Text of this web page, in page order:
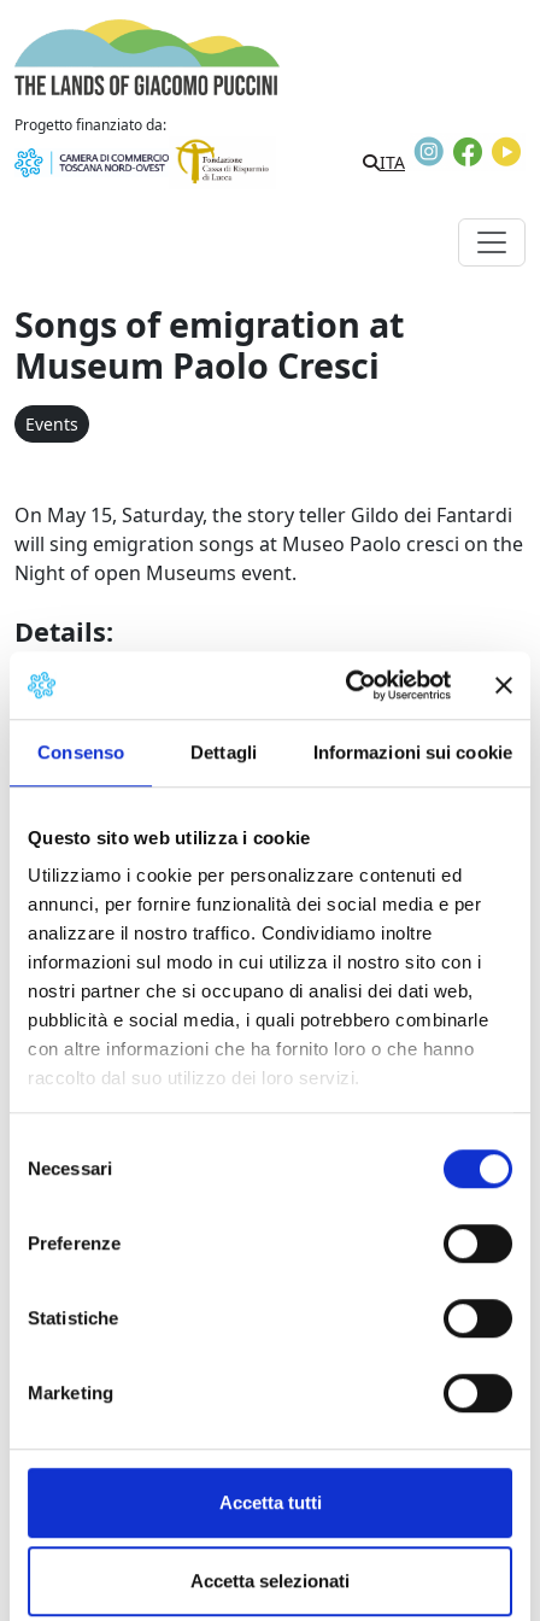
Consenso Dettagli Informazioni sui cookie
Questo sito web utilizza i cookie
Utilizziamo i cookie per personalizzare contenuti ed
annunci, per fornire funzionalità dei social media e per
analizzare il nostro traffico. Condividiamo inoltre
informazioni sul modo in cui utilizza il nostro sito con i
nostri partner che si occupano di analisi dei dati web,
pubblicità e social media, i quali potrebbero combinarle
con altre informazioni che ha fornito loro o che hanno
raccolto dal suo utilizzo dei loro servizi.
delNecessari
Preferenze
Statistiche
Marketing
Accetta tutti
Accetta selezionati
Skip to content
Progetto finanziato da:
ITA
Instagram
Songs of emigration at
Museum Paolo Cresci
Events
On May 15, Saturday, the story teller Gildo dei Fantardi
will sing emigration songs at Museo Paolo cresci on the
Night of open Museums event.
Details:
Contacts
Information:
District:
Piana di Lucca
Municipality:
Lucca
Event type:
folklore|history-culture|music
+